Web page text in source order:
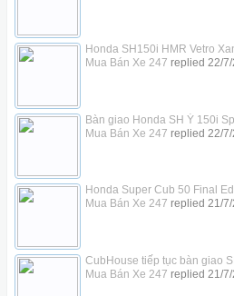
Honda SH150i HMR Vetro
Mua Bán Xe 247 replied 22/7/
Bàn giao Honda SH Ý 150i
Mua Bán Xe 247 replied 22/
Honda Super Cub 50 Final
Mua Bán Xe 247 replied 21/7/
CubHouse tiếp tục bàn giao
Mua Bán Xe 247 replied 21/7/